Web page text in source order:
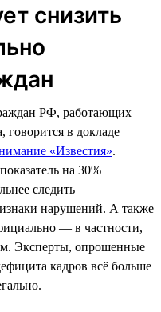
снизить
РФ, работающих
в докладе
«Известия».
на 30%
следить
нарушений. А также
— в частности,
Эксперты, опрошенные
кадров всё больше